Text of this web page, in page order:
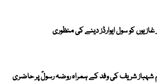
غازیوں کو سول ایوارڈز دینے کی منظوری
شہباز شریف کی وفد کے ہمراہ روضہ رسولؐ پر حاضری